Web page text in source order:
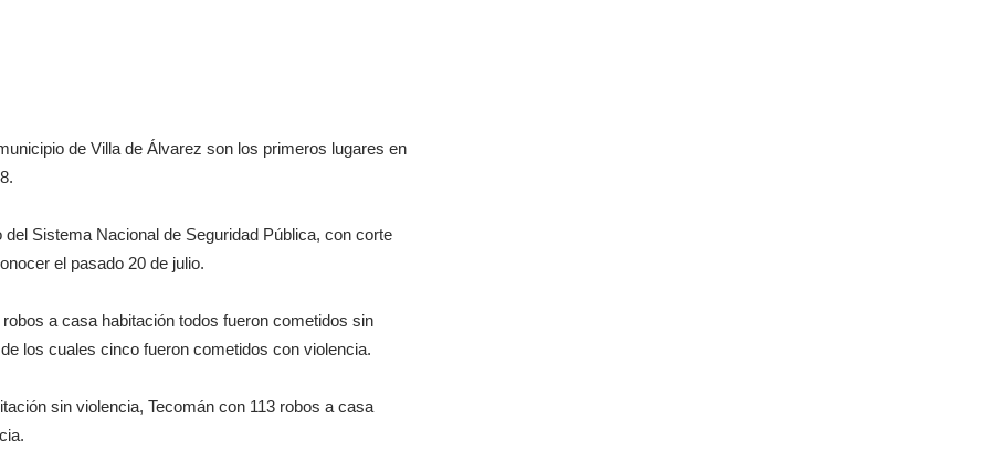
de Villa de Álvarez son los primeros lugares en
Sistema Nacional de Seguridad Pública, con corte
el pasado 20 de julio.
a casa habitación todos fueron cometidos sin
los cuales cinco fueron cometidos con violencia.
sin violencia, Tecomán con 113 robos a casa